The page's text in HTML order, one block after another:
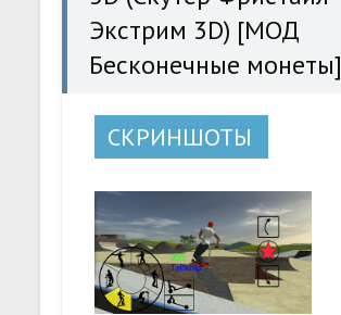
Экстрим 3D) [МОД
Бесконечные монеты]
СКРИНШОТЫ